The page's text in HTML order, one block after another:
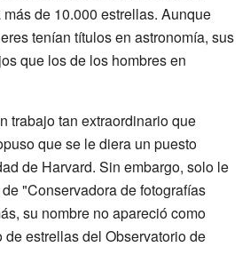
de 10.000 estrellas. Aunque
tenían títulos en astronomía, sus
que los de los hombres en
trabajo tan extraordinario que
que se le diera un puesto
de Harvard. Sin embargo, solo le
"Conservadora de fotografías
su nombre no apareció como
estrellas del Observatorio de